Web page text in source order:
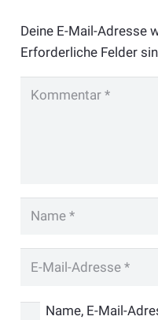
Deine E-Mail-Adresse
Erforderliche Felder
Name, E-Mail-